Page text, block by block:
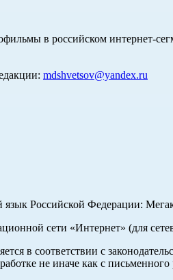
в российском интернет-
mdshvetsov@yandex.ru
язык Российской Федерации:
сети «Интернет» (для
в соответствии с
не иначе как с письменного